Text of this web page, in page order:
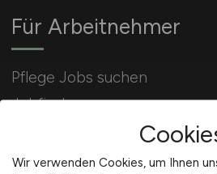
Für Arbeitnehmer
Pflege Jobs suchen
Jobfinder
Arbeitnehmer Registrierung
Wir verwenden Cookies, um Ihnen